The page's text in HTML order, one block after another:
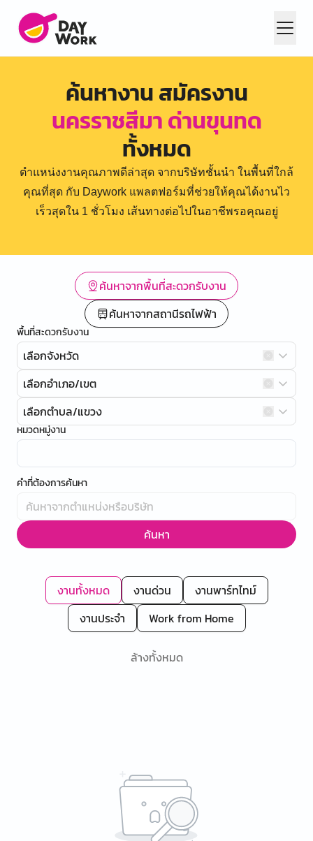
ค้นหางาน สมัครงาน
นครราชสีมา ด่านขุนทด
ทั้งหมด
ตำแหน่งงานคุณภาพดีล่าสุด จากบริษัทชั้นนำ ในพื้นที่ใกล้
คุณที่สุด กับ Daywork แพลตฟอร์มที่ช่วยให้คุณได้งานไว
เร็วสุดใน 1 ชั่วโมง เส้นทางต่อไปในอาชีพรอคุณอยู่
ค้นหาจากพื้นที่สะดวกรับงาน
ค้นหาจากสถานีรถไฟฟ้า
พื้นที่สะดวกรับงาน
เลือกจังหวัด
เลือกอำเภอ/เขต
เลือกตำบล/แขวง
หมวดหมู่งาน
คำที่ต้องการค้นหา
ค้นหา
งานทั้งหมด งานด่วน
งานพาร์ทไทม์
งานประจำ
Work from Home
ล้างทั้งหมด